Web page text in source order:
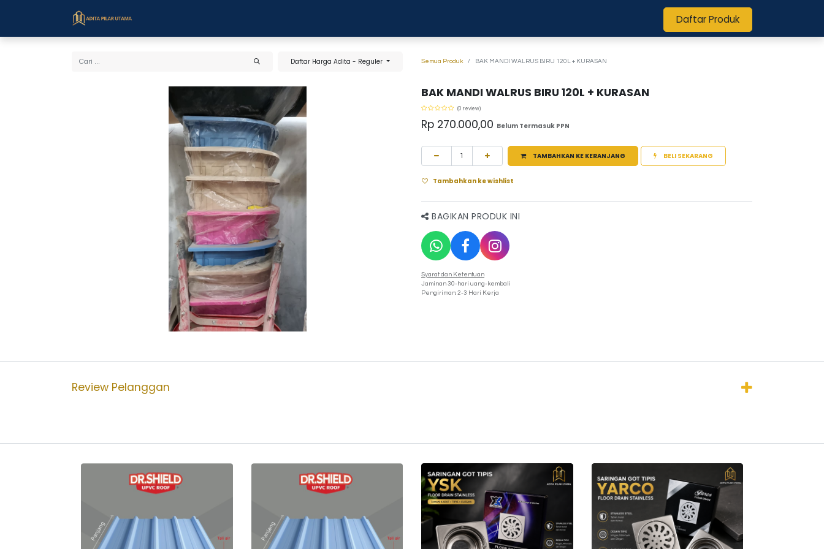
Daftar Produk
Daftar Harga Adita - Reguler Semua Produk BAK MANDI WALRUS BIRU 120L + KURASAN
BAK MANDI WALRUS BIRU 120L + KURASAN
(0 review)
Rp 270.000,00 Belum Termasuk PPN
TAMBAHKAN KE KERANJANG BELI SEKARANG
Tambahkan ke wishlist
BAGIKAN PRODUK INI
Syarat dan Ketentuan
Jaminan 30-hari uang-kembali
Pengiriman: 2-3 Hari Kerja
Review Pelanggan